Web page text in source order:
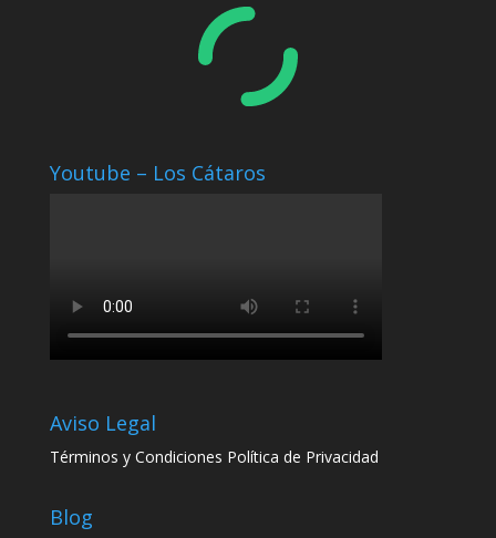
Youtube – Los Cátaros
Aviso Legal
Términos y Condiciones Política de Privacidad
Blog